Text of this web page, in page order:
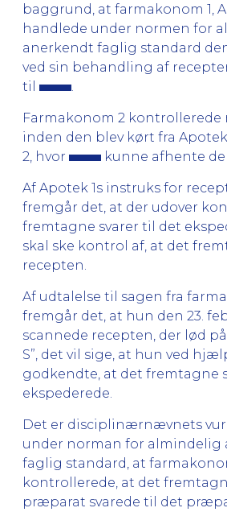
baggrund, at farmakonom 1,
handlede under normen for
anerkendt faglig standard den
ved sin behandling af
til
Farmakonom 2 kontrollerede
inden den blev kørt fra
2, hvor
kunne afhente
Af Apotek 1s instruks for
fremgår det, at der udover
fremtagne svarer til det
skal ske kontrol af, at det
recepten.
Af udtalelse til sagen fra
fremgår det, at hun den 23.
scannede recepten, der lød
S”, det vil sige, at hun ved
godkendte, at det fremtagne
ekspederede.
Det er disciplinærnævnets
under norman for almindelig
faglig standard, at
kontrollerede, at det
præparat svarede til det